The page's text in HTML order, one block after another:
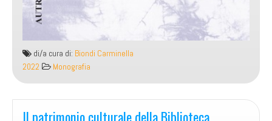
di/a cura di: Biondi Carminella
2022
Monografia
Il patrimonio culturale della Biblioteca